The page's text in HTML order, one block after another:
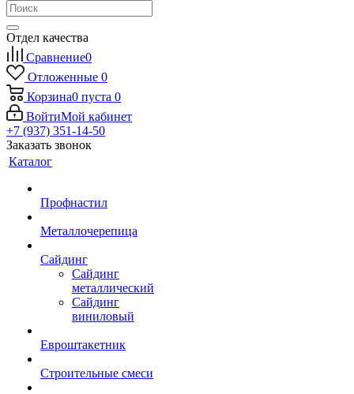
Отдел качества
Сравнение0
Отложенные 0
Корзина0 пуста 0
ВойтиМой кабинет
+7 (937) 351-14-50
Заказать звонок
Каталог
Профнастил
Металлочерепица
Сайдинг
Сайдинг
металлический
Сайдинг
виниловый
Евроштакетник
Строительные смеси